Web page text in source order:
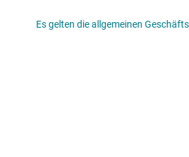
Es gelten die allgemeinen